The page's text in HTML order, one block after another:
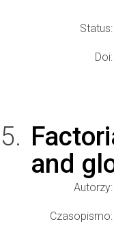
Status:
Doi:
and
Autorzy:
Czasopismo: